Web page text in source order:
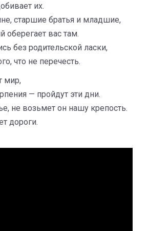
их.
старшие братья и младшие,
вас там.
без родительской ласки,
что не перечесть.
мир,
— пройдут эти дни.
не возьмет он нашу крепость.
дороги.